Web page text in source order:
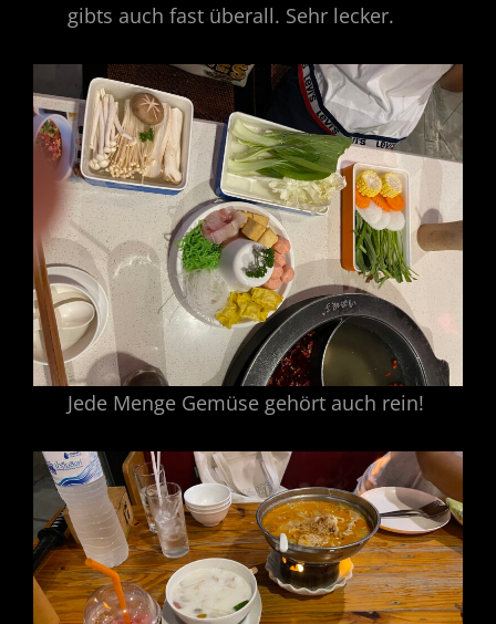
gibts auch fast überall. Sehr lecker.
Jede Menge Gemüse gehört auch rein!